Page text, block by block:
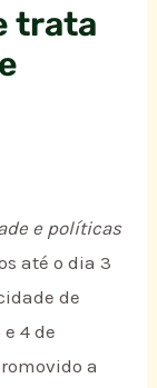
trata
e políticas
até o dia 3
de
4 de
a